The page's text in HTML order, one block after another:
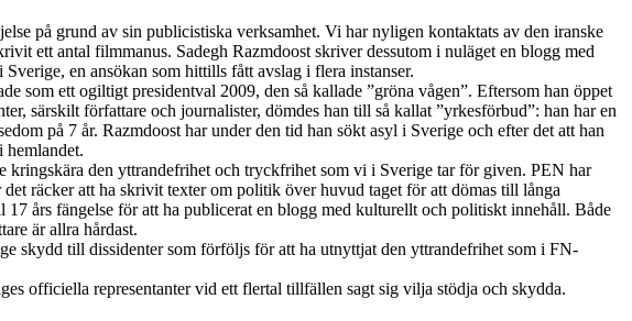
på grund av sin publicistiska verksamhet. Vi har nyligen kontaktats av den iranske
ett antal filmmanus. Sadegh Razmdoost skriver dessutom i nuläget en blogg med
en ansökan som hittills fått avslag i flera instanser.
som ett ogiltigt presidentval 2009, den så kallade ”gröna vågen”. Eftersom han öppet
särskilt författare och journalister, dömdes han till så kallat ”yrkesförbud”: han har en
på 7 år. Razmdoost har under den tid han sökt asyl i Sverige och efter det att han
hemlandet.
kringskära den yttrandefrihet och tryckfrihet som vi i Sverige tar för given. PEN har
räcker att ha skrivit texter om politik över huvud taget för att dömas till långa
års fängelse för att ha publicerat en blogg med kulturellt och politiskt innehåll. Både
är allra hårdast.
skydd till dissidenter som förföljs för att ha utnyttjat den yttrandefrihet som i FN-
officiella representanter vid ett flertal tillfällen sagt sig vilja stödja och skydda.